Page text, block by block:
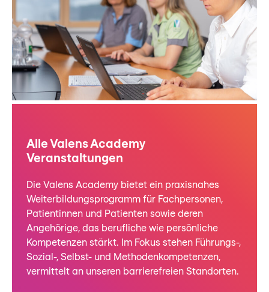
Alle Valens Academy
Veranstaltungen
Die Valens Academy bietet ein praxisnahes
Weiterbildungsprogramm für Fachpersonen,
Patientinnen und Patienten sowie deren
Angehörige, das berufliche wie persönliche
Kompetenzen stärkt. Im Fokus stehen Führungs-,
Sozial-, Selbst- und Methodenkompetenzen,
vermittelt an unseren barrierefreien Standorten.